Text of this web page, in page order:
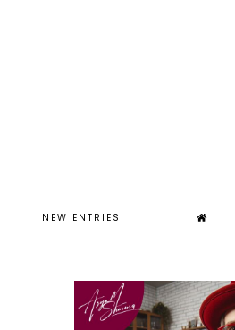
NEW ENTRIES